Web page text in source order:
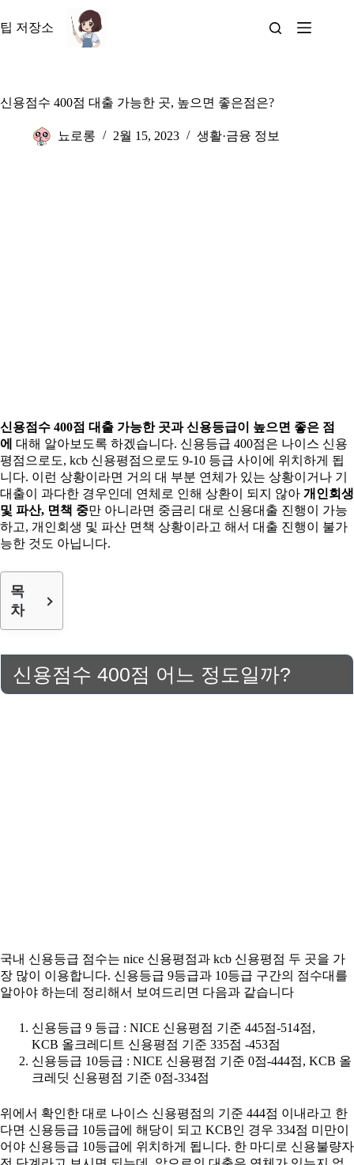
문
뛰
팁 저장소
신용점수 400점 대출 가능한 곳, 높으면 좋은점은?
뇨로롱 2월 15, 2023 생활·금융 정보
신용점수 400점 대출 가능한 곳과 신용등급이 높으면 좋은 점
에 대해 알아보도록 하겠습니다. 신용등급 400점은 나이스 신용
평점으로도, kcb 신용평점으로도 9-10 등급 사이에 위치하게 됩
니다. 이런 상황이라면 거의 대 부분 연체가 있는 상황이거나 기
대출이 과다한 경우인데 연체로 인해 상환이 되지 않아 개인회생
및 파산, 면책 중만 아니라면 중금리 대로 신용대출 진행이 가능
하고, 개인회생 및 파산 면책 상황이라고 해서 대출 진행이 불가
능한 것도 아닙니다.
목
차
신용점수 400점 어느 정도일까?
국내 신용등급 점수는 nice 신용평점과 kcb 신용평점 두 곳을 가
장 많이 이용합니다. 신용등급 9등급과 10등급 구간의 점수대를
알아야 하는데 정리해서 보여드리면 다음과 같습니다
신용등급 9 등급 : NICE 신용평점 기준 445점-514점,
KCB 올크레디트 신용평점 기준 335점 -453점
신용등급 10등급 : NICE 신용평점 기준 0점-444점, KCB 올
크레딧 신용평점 기준 0점-334점
위에서 확인한 대로 나이스 신용평점의 기준 444점 이내라고 한
다면 신용등급 10등급에 해당이 되고 KCB인 경우 334점 미만이
어야 신용등급 10등급에 위치하게 됩니다. 한 마디로 신용불량자